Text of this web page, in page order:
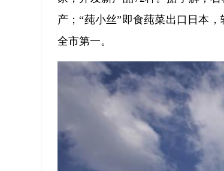
产；“莼小丝”即食莼菜出口日本
全市第一。